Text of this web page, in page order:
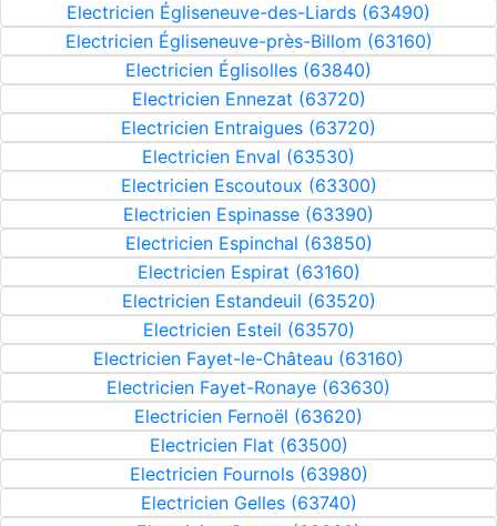
Electricien Égliseneuve-des-Liards (63490)
Electricien Égliseneuve-près-Billom (63160)
Electricien Églisolles (63840)
Electricien Ennezat (63720)
Electricien Entraigues (63720)
Electricien Enval (63530)
Electricien Escoutoux (63300)
Electricien Espinasse (63390)
Electricien Espinchal (63850)
Electricien Espirat (63160)
Electricien Estandeuil (63520)
Electricien Esteil (63570)
Electricien Fayet-le-Château (63160)
Electricien Fayet-Ronaye (63630)
Electricien Fernoël (63620)
Electricien Flat (63500)
Electricien Fournols (63980)
Electricien Gelles (63740)